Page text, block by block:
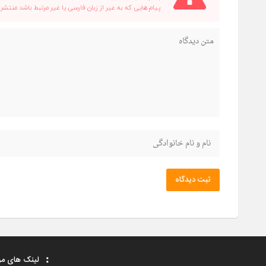
پیام هایی که به غیر از زبان فارسی یا غیر مرتبط باشد
ثبت دیدگاه
لینک های